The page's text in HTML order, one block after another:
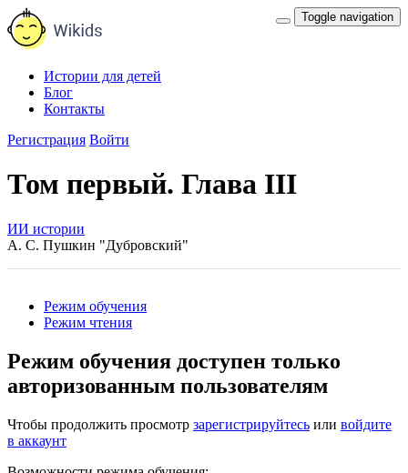
Toggle navigation
Истории для детей
Блог
Контакты
Регистрация Войти
Том первый. Глава III
ИИ истории
А. С. Пушкин "Дубровский"
Режим обучения
Режим чтения
Режим обучения доступен только
авторизованным пользователям
Чтобы продолжить просмотр зарегистрируйтесь или войдите
в аккаунт